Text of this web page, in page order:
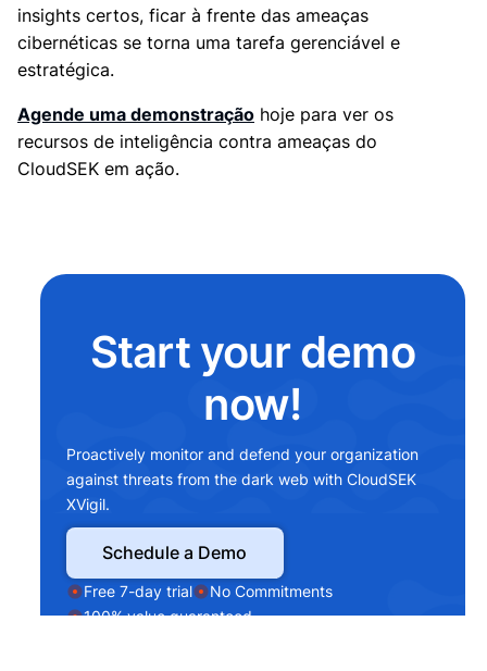
insights certos, ficar à frente das ameaças
cibernéticas se torna uma tarefa gerenciável e
estratégica.
Agende uma demonstração hoje para ver os
recursos de inteligência contra ameaças do
CloudSEK em ação.
Start your demo
now!
Proactively monitor and defend your organization
against threats from the dark web with CloudSEK
XVigil.
Schedule a Demo
Free 7-day trial
No Commitments
100% value guaranteed